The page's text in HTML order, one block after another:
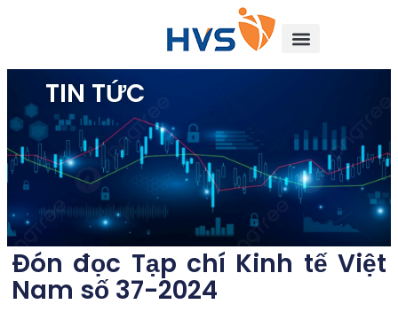
TIN TỨC
Đón đọc Tạp chí Kinh tế Việt
Nam số 37-2024